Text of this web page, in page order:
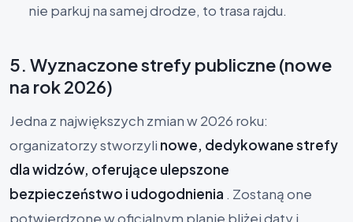
nie parkuj na samej drodze, to trasa rajdu.
5. Wyznaczone strefy publiczne (nowe
na rok 2026)
Jedna z największych zmian w 2026 roku:
organizatorzy stworzyli nowe, dedykowane strefy
dla widzów, oferujące ulepszone
bezpieczeństwo i udogodnienia . Zostaną one
potwierdzone w oficjalnym planie bliżej daty i